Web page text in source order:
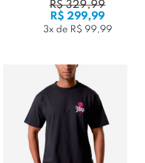
R$ 329,99
R$ 299,99
3x de R$ 99,99